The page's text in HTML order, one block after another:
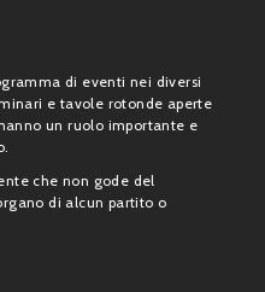
di eventi nei diversi
e tavole rotonde aperte
un ruolo importante e
che non gode del
di alcun partito o